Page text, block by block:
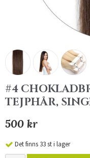
#4
TEJPHÅR,
500 kr
Det finns 33 st i lager